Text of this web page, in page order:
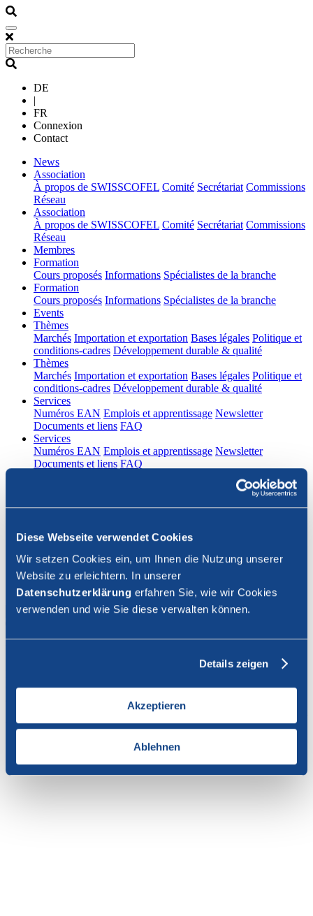
Diese Webseite verwendet Cookies
Wir setzen Cookies ein, um Ihnen die Nutzung unserer
Website zu erleichtern. In unserer
Datenschutzerklärung erfahren Sie, wie wir Cookies
verwenden und wie Sie diese verwalten können.
Details zeigen
Akzeptieren
Ablehnen
DE
|
FR
Connexion
Contact
News(current)
Association
À propos de SWISSCOFEL Comité Secrétariat Commissions
Réseau
Association
À propos de SWISSCOFEL Comité Secrétariat Commissions
Réseau
Membres(current)
Formation
Cours proposés Informations Spécialistes de la branche
Formation
Cours proposés Informations Spécialistes de la branche
Events(current)
Thèmes(current)
Marchés Importation et exportation Bases légales Politique et
conditions-cadres Développement durable & qualité
Thèmes(current)
Marchés Importation et exportation Bases légales Politique et
conditions-cadres Développement durable & qualité
Services(current)
Numéros EAN Emplois et apprentissage Newsletter
Documents et liens FAQ
Services(current)
Numéros EAN Emplois et apprentissage Newsletter
Documents et liens FAQ
FR
Connexion
Fermer la recherche
En tant que membre de SWISSCOFEL, vous pouvez vous
connecter avec votre nom d'utilisateur et le mot de passe pour
accéder au contenu de cette page.
Si vous n'avez pas encore d'accès, vous pouvez demander par e-mail
votre login personnel ausecrétariat.